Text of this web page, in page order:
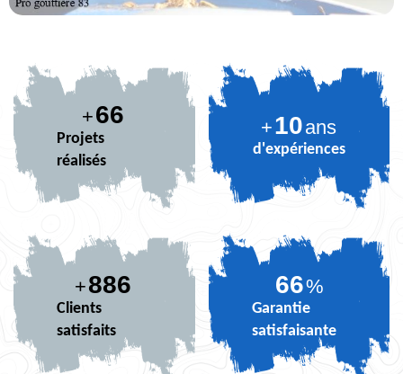
+81
Projets
réalisés
+10ans
d'expériences
+886
Clients
satisfaits
81%
Garantie
satisfaisante